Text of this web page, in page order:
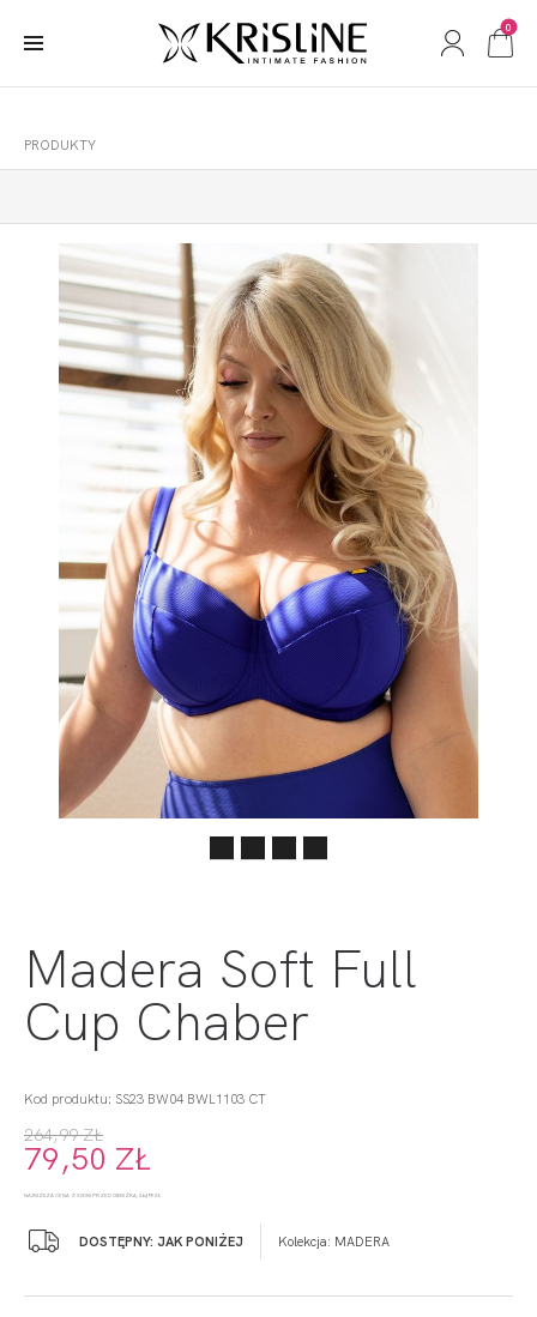
0
PRODUKTY
Madera Soft Full
Cup Chaber
Kod produktu: SS23 BW04 BWL1103 CT
264,99 ZŁ
79,50 ZŁ
NAJNIŻSZA CENA Z 30 DNI PRZED OBNIŻKĄ: 264,99 ZŁ
DOSTĘPNY: JAK PONIŻEJ Kolekcja: MADERA